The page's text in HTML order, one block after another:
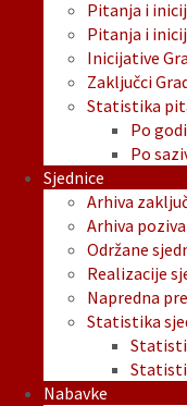
Pitanja i
Pitanja i
Inicijative
Zaključci
Statistika
Po
Po
Sjednice
Arhiva
Arhiva poziva
Održane
Realizacije
Napredna
Statistika
Nabavke